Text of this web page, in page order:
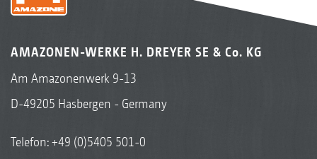
AMAZONEN-WERKE H. DREYER SE & Co. KG
Am Amazonenwerk 9-13
D-49205 Hasbergen - Germany
Telefon:+49 (0)5405 501-0